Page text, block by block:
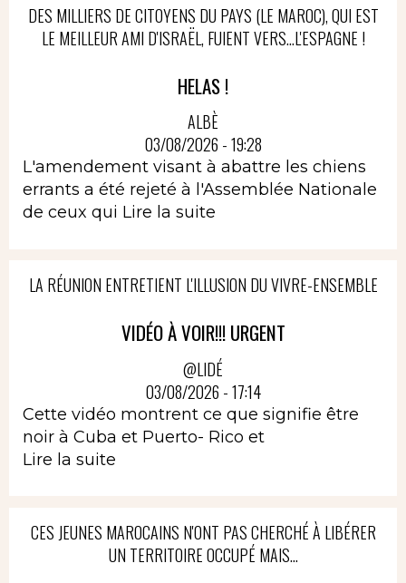
DES MILLIERS DE CITOYENS DU PAYS (LE MAROC), QUI EST
LE MEILLEUR AMI D'ISRAËL, FUIENT VERS...L'ESPAGNE !
HELAS !
ALBÈ
03/08/2026 - 19:28
L'amendement visant à abattre les chiens
errants a été rejeté à l'Assemblée Nationale
de ceux qui Lire la suite
LA RÉUNION ENTRETIENT L'ILLUSION DU VIVRE-ENSEMBLE
VIDÉO À VOIR!!! URGENT
@LIDÉ
03/08/2026 - 17:14
Cette vidéo montrent ce que signifie être
noir à Cuba et Puerto- Rico et
Lire la suite
CES JEUNES MAROCAINS N'ONT PAS CHERCHÉ À LIBÉRER
UN TERRITOIRE OCCUPÉ MAIS...